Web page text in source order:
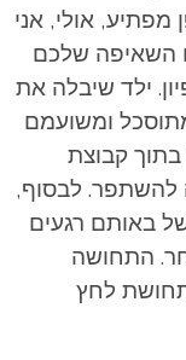
מפתיע, אולי, אני
השאיפה שלכם
ילד שיבלה את
ומשועמם
קבוצת
להשתפר. לבסוף,
באותם רגעים
התחושה
תחושת לחץ